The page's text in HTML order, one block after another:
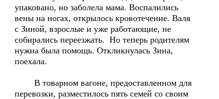
упаковано, но заболела мама. Воспалились
вены на ногах, открылось кровотечение. Валя
с Зиной, взрослые и уже работающие, не
собирались переезжать. Но теперь родителям
нужна была помощь. Откликнулась Зина,
поехала.
В товарном вагоне, предоставленном для
перевозки, разместилось пять семей со своим